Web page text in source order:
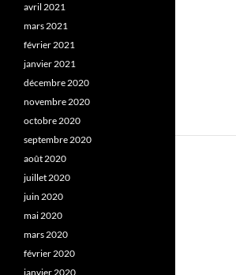
avril 2021
mars 2021
février 2021
janvier 2021
décembre 2020
novembre 2020
octobre 2020
septembre 2020
août 2020
juillet 2020
juin 2020
mai 2020
mars 2020
février 2020
janvier 2020